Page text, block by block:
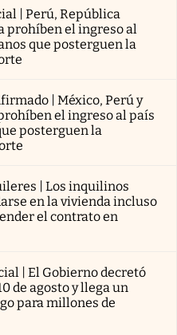
| Perú, República
prohíben el ingreso al
que posterguen la
| México, Perú y
el ingreso al país
posterguen la
| Los inquilinos
en la vivienda incluso
el contrato en
| El Gobierno decretó
de agosto y llega un
para millones de